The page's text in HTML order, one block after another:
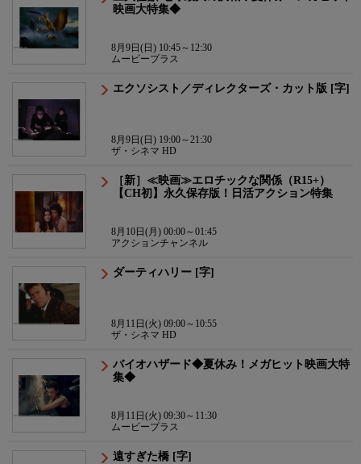
映画大特集◆
8月9日(日) 10:45～12:30
ムービープラス
エクソシスト／ディレクターズ・カット版 [字]
8月9日(日) 19:00～21:30
ザ・シネマ HD
［新］≪映画≫エロチックな関係（R15+）
【CH初】永久保存版！日活アクション特集
8月10日(月) 00:00～01:45
アクションチャンネル
ダーティハリー [字]
8月11日(火) 09:00～10:55
ザ・シネマ HD
バイオハザード◆夏休み！メガヒット映画大特
集◆
8月11日(火) 09:30～11:30
ムービープラス
遠すぎた橋 [字]